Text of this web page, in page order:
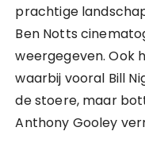
prachtige
Ben Notts
weergegeven. Ook
waarbij vooral Bill
de stoere, maar
Anthony Gooley